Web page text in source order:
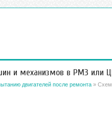
и механизмов в РМЗ или
двигателей после ремонта»